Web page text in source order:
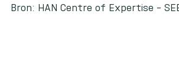
Bron: HAN Centre of Expertise –